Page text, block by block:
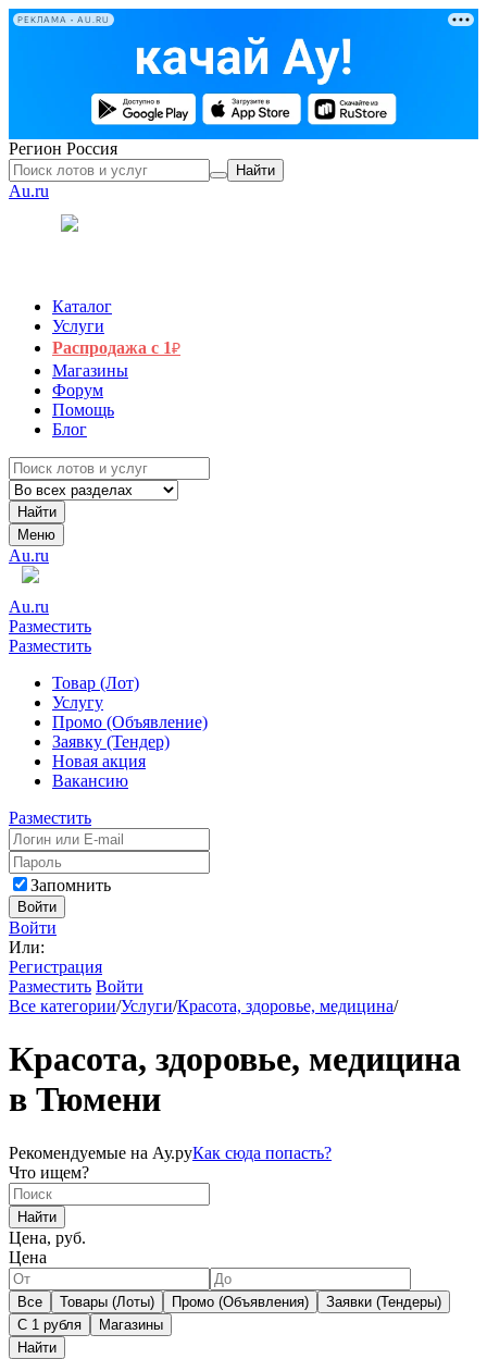
РЕКЛАМА • AU.RU
Регион Россия
Найти
Au.ru
Каталог
Услуги
Распродажа с 1₽
Магазины
Форум
Помощь
Блог
Найти
Меню
Au.ru
Au.ru
Разместить
Разместить
Товар (Лот)
Услугу
Промо (Объявление)
Заявку (Тендер)
Новая акция
Вакансию
Разместить
Запомнить
Войти
Войти
Или:
Регистрация
Разместить Войти
Все категории/Услуги/Красота, здоровье, медицина/
Красота, здоровье, медицина
в Тюмени
Рекомендуемые на Ау.руКак сюда попасть?
Что ищем?
Найти
Цена, руб.
Цена
Все Товары (Лоты) Промо (Объявления)
Заявки (Тендеры)
С 1 рубля
Магазины